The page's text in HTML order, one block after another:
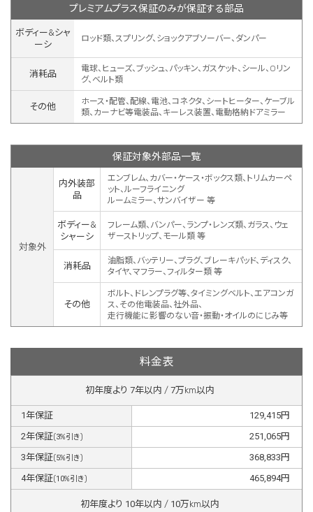
プレミアムプラス保証のみが保証する部品
ボディー&シャ
ーシ
ロッド類、スプリング、ショックアブソーバー、ダンパー
消耗品
電球、ヒューズ、ブッシュ、パッキン、ガスケット、シール、Oリン
グ、ベルト類
その他
ホース・配管、配線、電池、コネクタ、シートヒーター、ケーブル
類、カーナビ等電装品、キーレス装置、 電動格納ドアミラー
保証対象外部品一覧
対象外
内外装部
品
エンブレム、カバー・ケース・ボックス類、トリムカーペ
ット、ルーフライニング
ルームミラー、サンバイザー 等
ボディー&
シャーシ
フレーム類、バンパー、ランプ・レンズ類、ガラス、ウェ
ザーストリップ、モール類 等
消耗品
油脂類、バッテリー、プラグ、ブレーキパッド、ディスク、
タイヤ、マフラー、フィルター類 等
その他
ボルト、ドレンプラグ等、タイミングベルト、エアコンガ
ス、その他電装品、社外品、
走行機能に影響のない音・振動・オイルのにじみ等
料金表
初年度より 7年以内 / 7万km以内
1年保証 129,415円
2年保証(3%引き) 251,065円
3年保証(5%引き) 368,833 円
4年保証(10%引き) 465,894円
初年度より 10年以内 / 10万km以内